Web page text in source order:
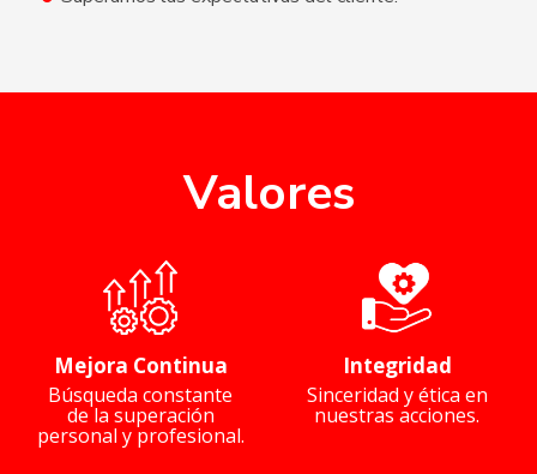
Valores
Mejora Continua
Búsqueda constante
de la superación
personal y profesional.
Integridad
Sinceridad y ética en
nuestras acciones.